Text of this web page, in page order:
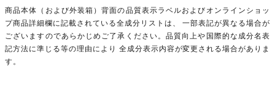
商品本体（および外装箱）背面の品質表示ラベルおよびオンラインショッ
プ商品詳細欄に記載されている全成分リストは、 一部表記が異なる場合が
ございますのであらかじめご了承ください。品質向上や国際的な成分名表
記方法に準じる等の理由により 全成分表示内容が変更される場合がありま
す。